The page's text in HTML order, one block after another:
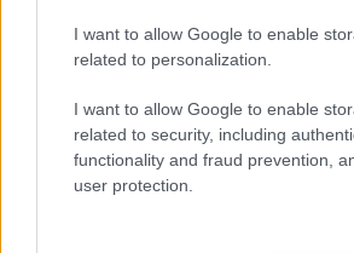
I want to allow Google to enable
related to personalization.
I want to allow Google to enable
related to security, including
functionality and fraud prevention,
user protection.